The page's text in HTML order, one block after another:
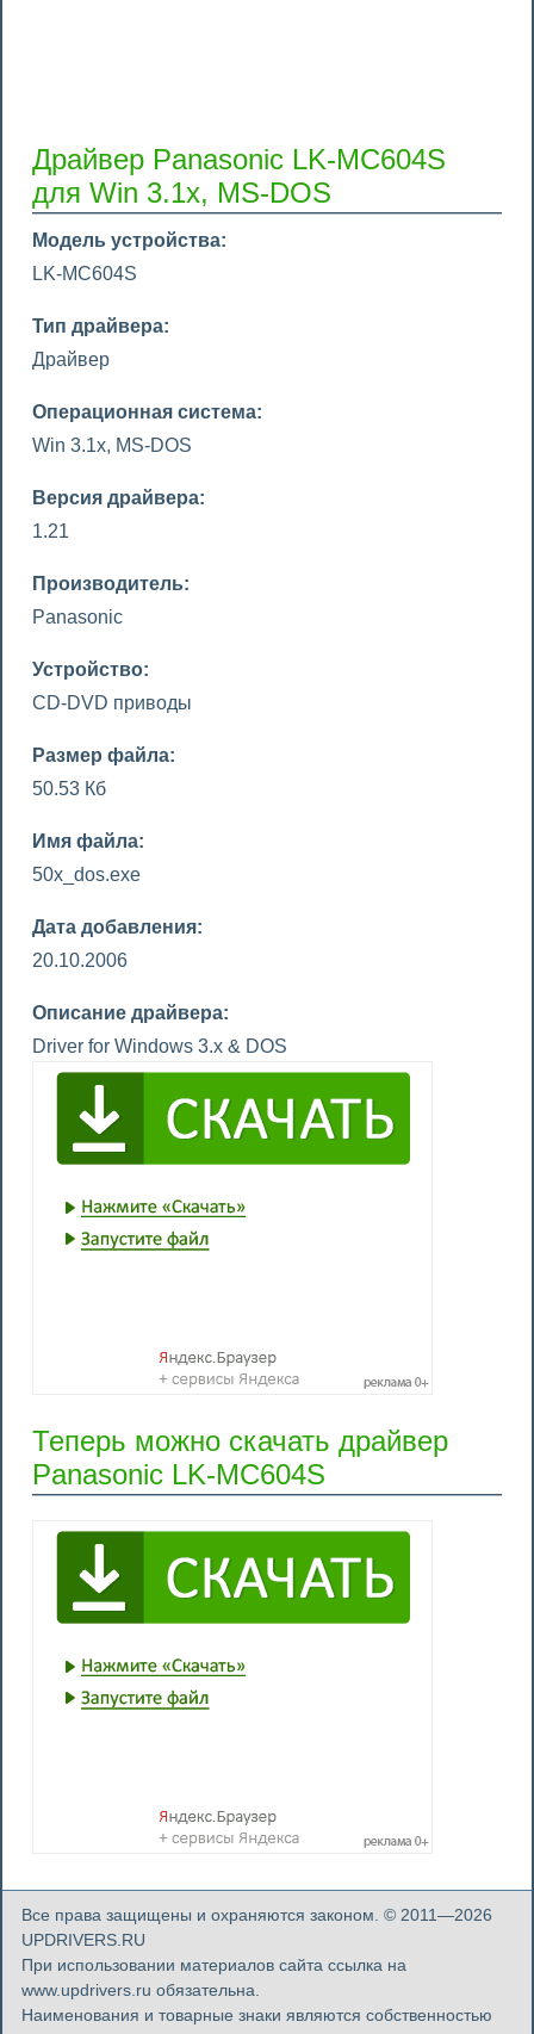
Драйвер Panasonic LK-MC604S
для Win 3.1x, MS-DOS
Модель устройства:
LK-MC604S
Тип драйвера:
Драйвер
Операционная система:
Win 3.1x, MS-DOS
Версия драйвера:
1.21
Производитель:
Panasonic
Устройство:
CD-DVD приводы
Размер файла:
50.53 Кб
Имя файла:
50x_dos.exe
Дата добавления:
20.10.2006
Описание драйвера:
Driver for Windows 3.x & DOS
Теперь можно скачать драйвер
Panasonic LK-MC604S
Все права защищены и охраняются законом. © 2011—2026
UPDRIVERS.RU
При использовании материалов сайта ссылка на
www.updrivers.ru обязательна.
Наименования и товарные знаки являются собственностью